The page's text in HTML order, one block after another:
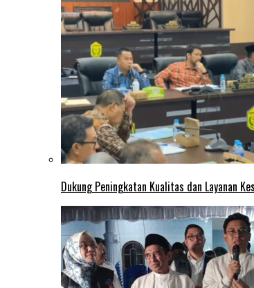
Dukung Peningkatan Kualitas dan Layanan